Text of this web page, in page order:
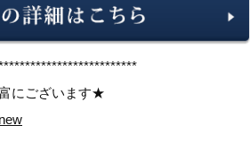
にございます★